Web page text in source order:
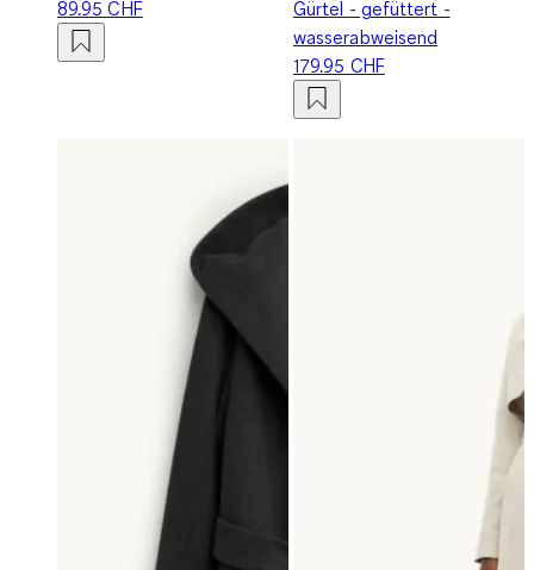
89.95 CHF
Gürtel - gefüttert -
wasserabweisend
179.95 CHF